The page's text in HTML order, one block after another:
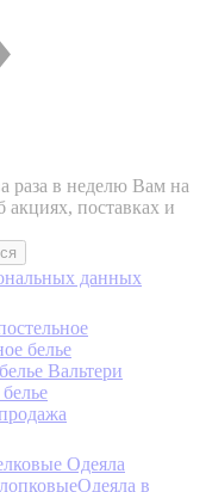
раза в неделю Вам на
акциях, поставках и
данных
белье
Вальтери
Одеяла
Одеяла в